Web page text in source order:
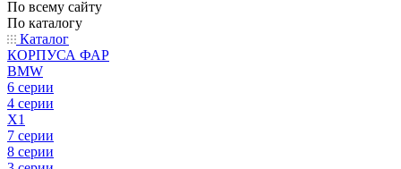
По всему сайту
По каталогу
Каталог
КОРПУСА ФАР
BMW
6 серии
4 серии
X1
7 серии
8 серии